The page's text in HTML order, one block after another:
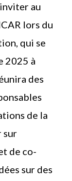
au
lors du
qui se
2025 à
des
de la
sur
de co-
sur des